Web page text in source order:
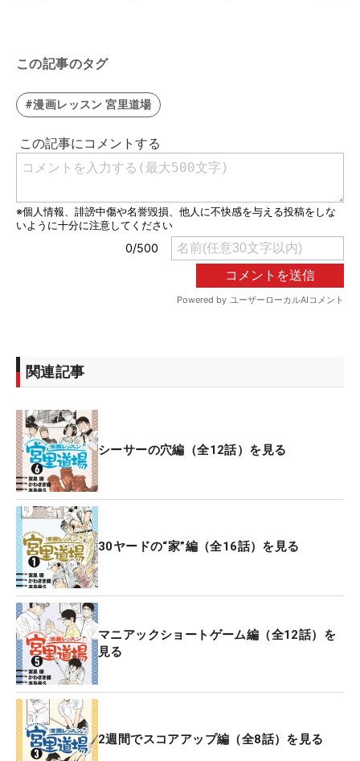
この記事のタグ
#漫画レッスン 宮里道場
関連記事
シーサーの穴編（全12話）を見る
30ヤードの“家”編（全16話）を見る
マニアックショートゲーム編（全12話）を
見る
2週間でスコアアップ編（全8話）を見る